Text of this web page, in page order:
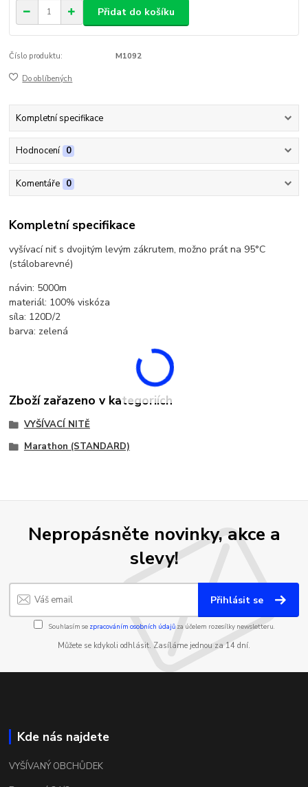
Přidat do košíku
Číslo produktu: M1092
Do oblíbených
Kompletní specifikace
Hodnocení 0
Komentáře 0
Kompletní specifikace
vyšívací niť s dvojitým levým zákrutem, možno prát na 95°C
(stálobarevné)
návin: 5000m
materiál: 100% viskóza
síla: 120D/2
barva: zelená
Zboží zařazeno v kategoriích
VYŠÍVACÍ NITĚ
Marathon (STANDARD)
Nepropásněte novinky, akce a
slevy!
Přihlásit se
Souhlasím se zpracováním osobních údajůza účelem rozesílky newsletteru.
Můžete se kdykoli odhlásit. Zasíláme jednou za 14 dní.
Kde nás najdete
VYŠÍVANÝ OBCHŮDEK